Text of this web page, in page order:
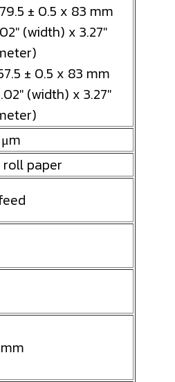
± 0.5 x 83 mm
(width) x 3.27″
± 0.5 x 83 mm
(width) x 3.27″
paper